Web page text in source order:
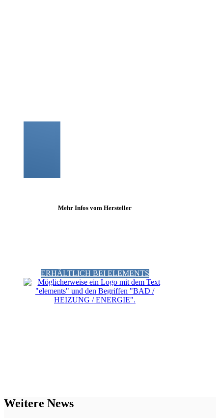
Mehr Infos vom Hersteller
ERHÄLTLICH BEI ELEMENTS
Weitere News